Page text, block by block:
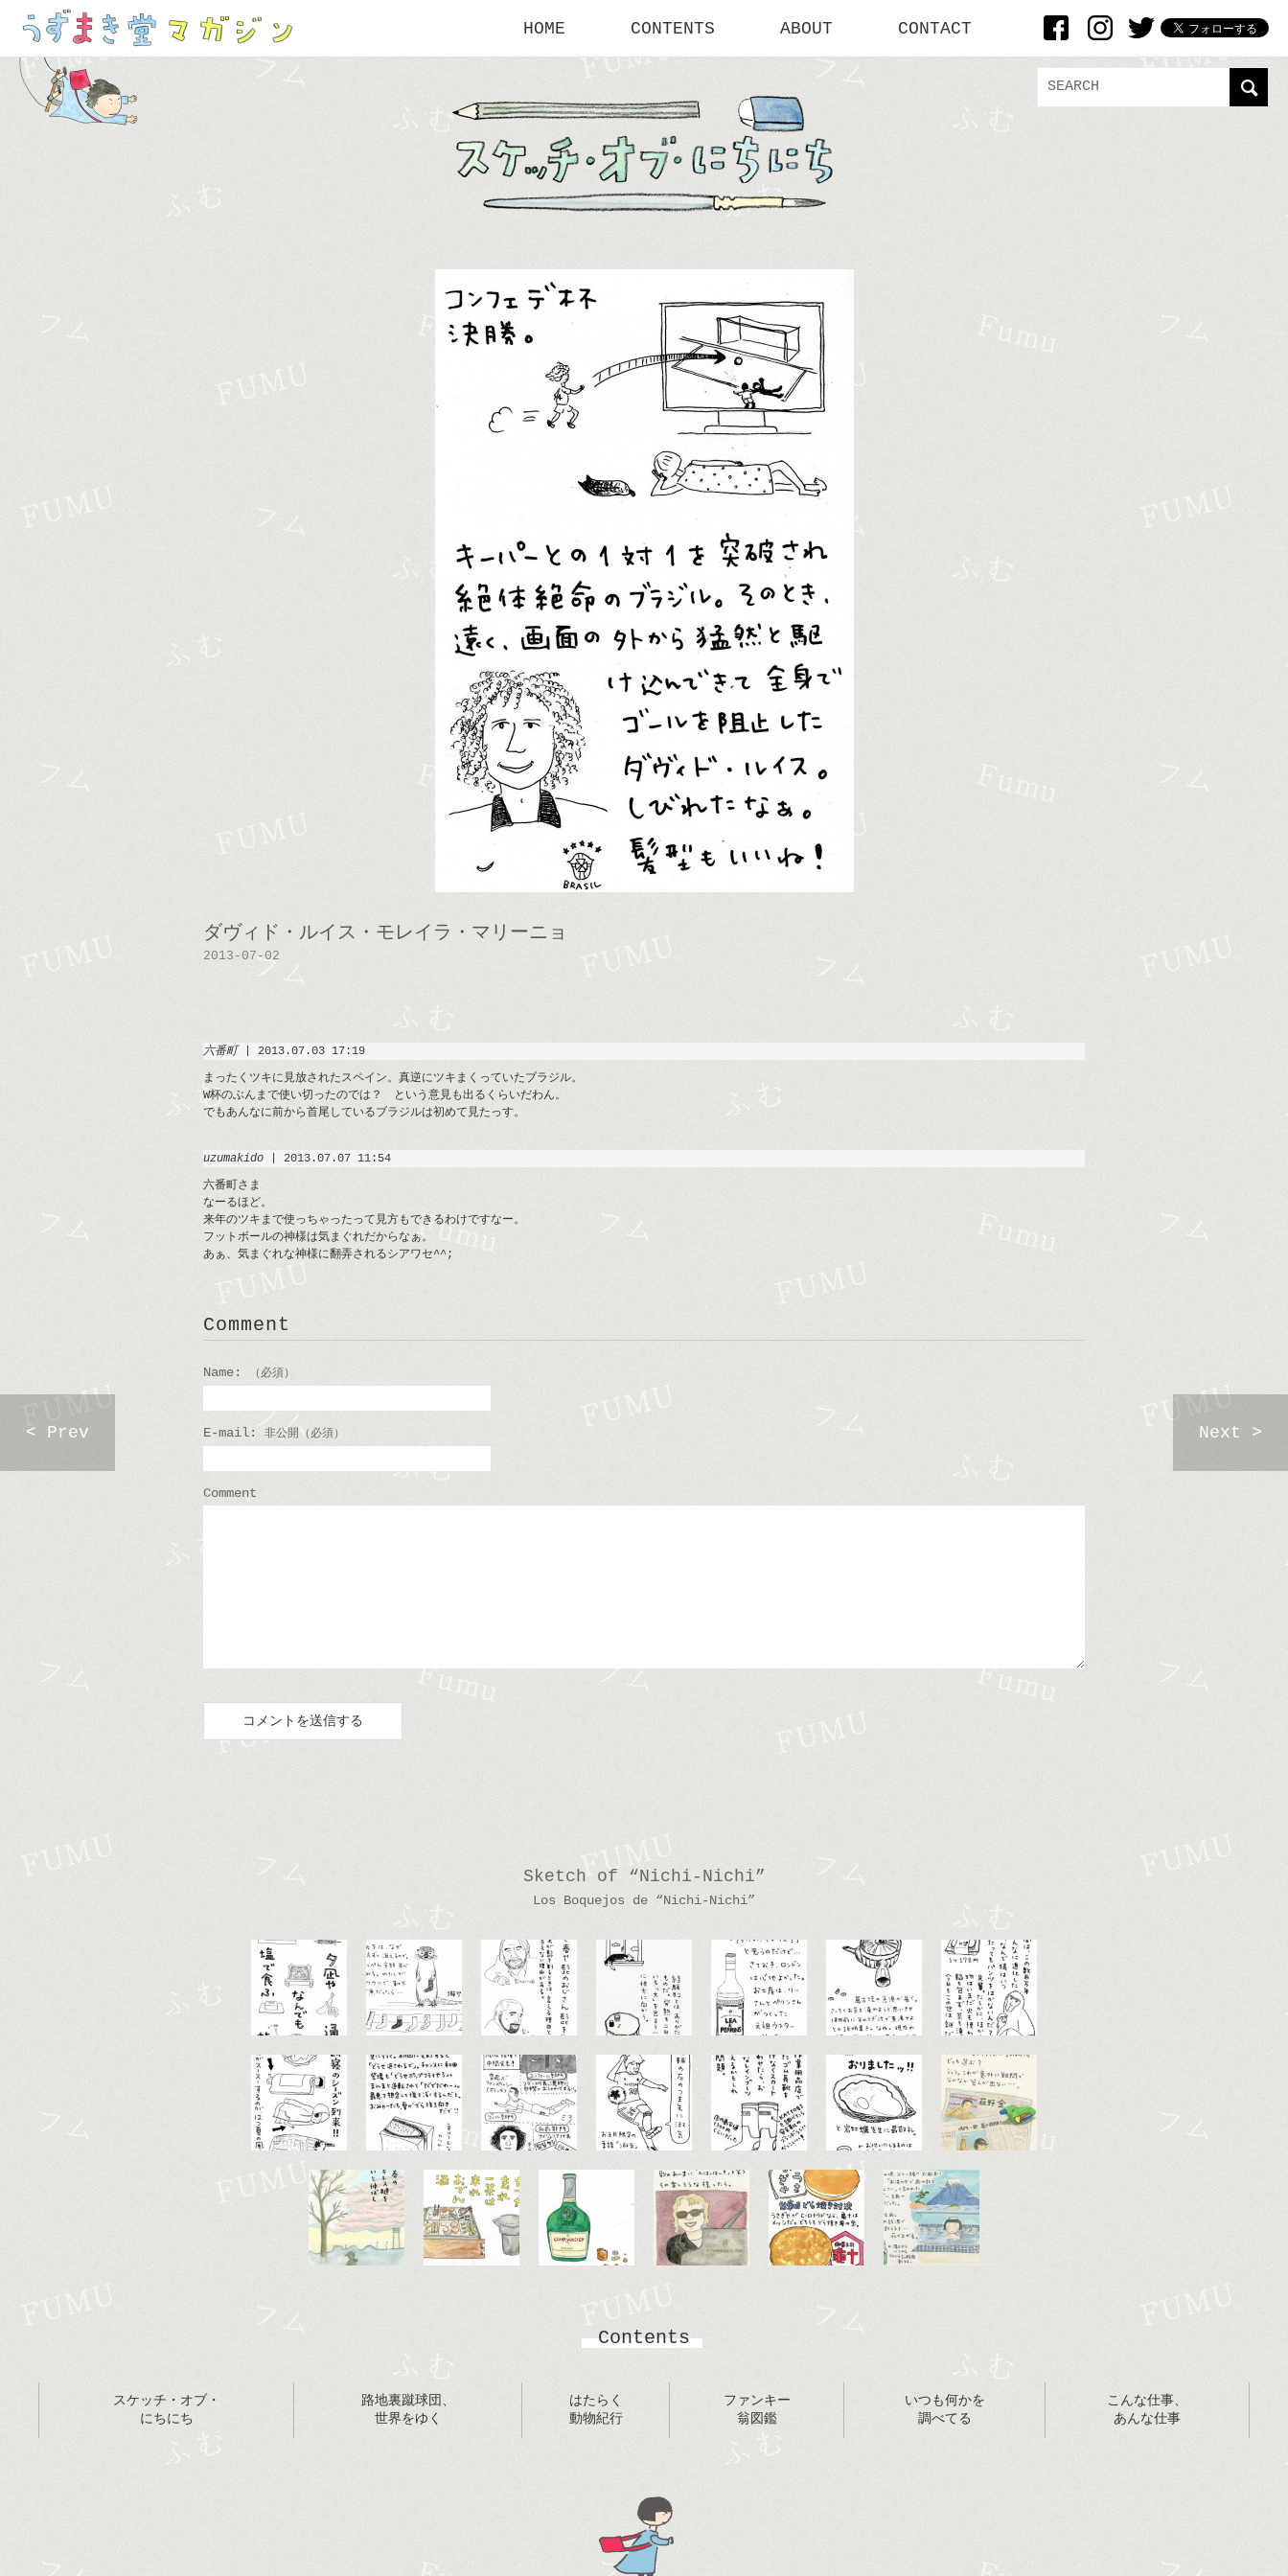
HOME CONTENTS ABOUT CONTACT
ダヴィド・ルイス・モレイラ・マリーニョ
2013-07-02
< Prev Next >
六番町 | 2013.07.03 17:19
まったくツキに見放されたスペイン。真逆にツキまくっていたブラジル。
W杯のぶんまで使い切ったのでは？ という意見も出るくらいだわん。
でもあんなに前から首尾しているブラジルは初めて見たっす。
uzumakido | 2013.07.07 11:54
六番町さま
なーるほど。
来年のツキまで使っちゃったって見方もできるわけですなー。
フットボールの神様は気まぐれだからなぁ。
あぁ、気まぐれな神様に翻弄されるシアワセ^^;
Comment
Name: （必須）
E-mail: 非公開（必須）
Comment
Sketch of “Nichi-Nichi”
Los Boquejos de “Nichi-Nichi”
Contents
スケッチ・オブ・
にちにち
路地裏蹴球団、
世界をゆく
はたらく
動物紀行
ファンキー
翁図鑑
いつも何かを
調べてる
こんな仕事、
あんな仕事